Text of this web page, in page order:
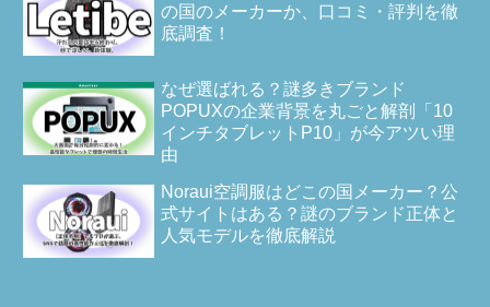
の国のメーカーか、口コミ・評判を徹
底調査！
なぜ選ばれる？謎多きブランド
POPUXの企業背景を丸ごと解剖「10
インチタブレットP10」が今アツい理
由
Noraui空調服はどこの国メーカー？公
式サイトはある？謎のブランド正体と
人気モデルを徹底解説